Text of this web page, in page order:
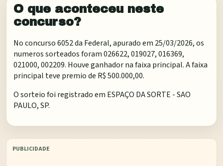
O que aconteceu neste
concurso?
No concurso 6052 da Federal, apurado em 25/03/2026, os
numeros sorteados foram 026622, 019027, 016369,
021000, 002209. Houve ganhador na faixa principal. A faixa
principal teve premio de R$ 500.000,00.
O sorteio foi registrado em ESPAÇO DA SORTE - SAO
PAULO, SP.